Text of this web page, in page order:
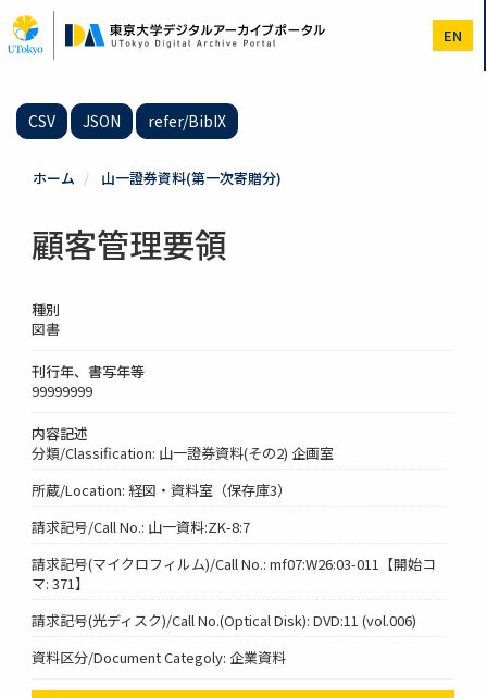
イ
ン
EN
CSV JSON refer/BibIX
ホーム 山一證券資料(第一次寄贈分)
顧客管理要領
種別
図書
刊行年、書写年等
99999999
内容記述
分類/Classification: 山一證券資料(その2) 企画室
所蔵/Location: 経図・資料室（保存庫3）
請求記号/Call No.: 山一資料:ZK-8:7
請求記号(マイクロフィルム)/Call No.: mf07:W26:03-011【開始コ
マ: 371】
請求記号(光ディスク)/Call No.(Optical Disk): DVD:11 (vol.006)
資料区分/Document Categoly: 企業資料